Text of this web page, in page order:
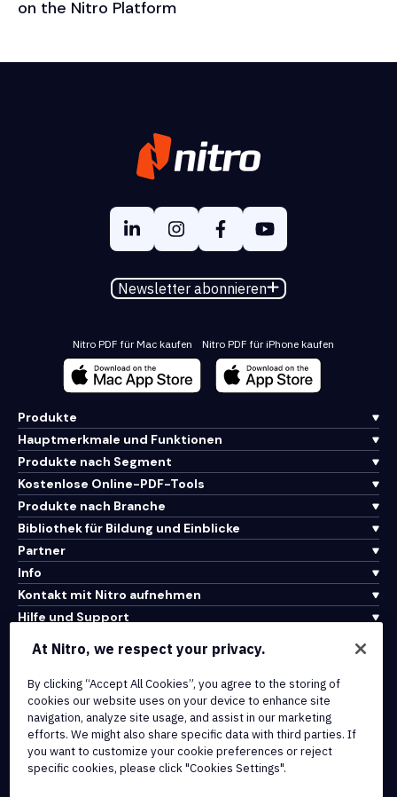
on the Nitro Platform
Newsletter abonnieren
Nitro PDF für Mac kaufen Nitro PDF für iPhone kaufen
Produkte
Hauptmerkmale und Funktionen
Produkte nach Segment
Kostenlose Online-PDF-Tools
Produkte nach Branche
Bibliothek für Bildung und Einblicke
Partner
Info
Kontakt mit Nitro aufnehmen
Hilfe und Support
Nutzungsbedingungen
Cookie-Richtlinie
Copyright-Richtlinie
Alle Bedingungen und Richtlinien
At Nitro, we respect your privacy.
By clicking “Accept All Cookies”, you agree to the storing of
cookies our website uses on your device to enhance site
navigation, analyze site usage, and assist in our marketing
efforts. We might also share specific data with third parties. If
you want to customize your cookie preferences or reject
specific cookies, please click "Cookies Settings".